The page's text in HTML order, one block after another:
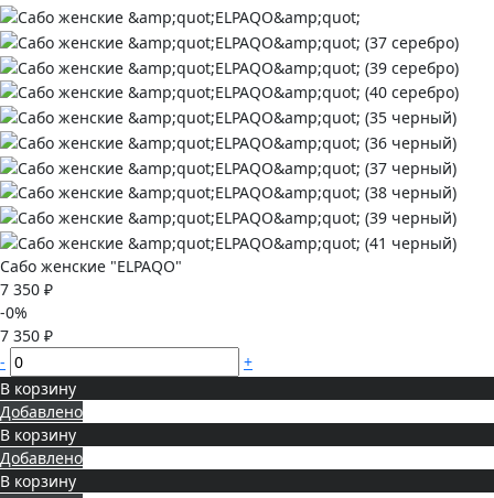
Сабо женские "ELPAQO"
7 350 ₽
-0%
7 350 ₽
-
+
В корзину
Добавлено
В корзину
Добавлено
В корзину